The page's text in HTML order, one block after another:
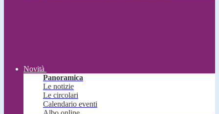
Novità
Panoramica
Le notizie
Le circolari
Calendario eventi